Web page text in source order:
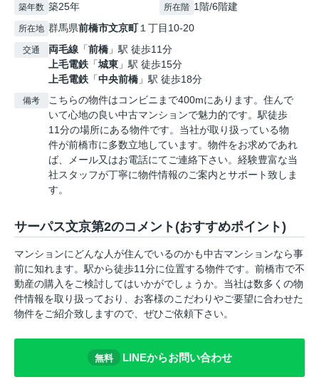
築年数 築25年 所在階 1階/6階建
所在地 群馬県前橋市文京町１丁目10-20
交通 両毛線 「前橋 」駅 徒歩11分
上毛電鉄 「城東 」駅 徒歩15分
上毛電鉄 「中央前橋 」駅 徒歩18分
備考
こちらの物件はコンビニまで400mにあります。住んで
いて心地の良い中古マンションで魅力的です。駅徒歩
11分の場所にある物件です。当社が取り扱っている物
件が前橋市に多数立地しています。物件をお求めであれ
ば、メール又はお電話にてご連絡下さい。経験豊富な当
社スタッフが丁寧に物件情報のご案内とサポート致しま
す。
サーパス文京第2のコメント(おすすめポイント)
マンションにどんな人が住んでいるのかも中古マンションなら事
前に知れます。駅から徒歩11分に位置する物件です。前橋市で不
動産の購入をご検討してはいかがでしょうか。当社は数多くの物
件情報を取り扱っており、お客様のこだわりやご要望に合わせた
物件をご紹介致しますので、ぜひご依頼下さい。
無料 LINEからお問い合わせ